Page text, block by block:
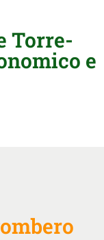
Torre-
e